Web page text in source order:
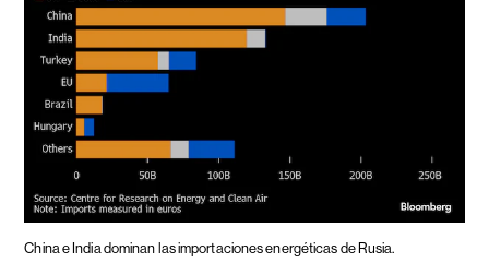
China e India dominan las importaciones energéticas de Rusia.